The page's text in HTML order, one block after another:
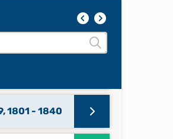
1739 - 1744
1801 - 1840